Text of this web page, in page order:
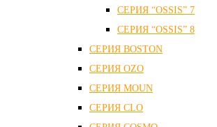
СЕРИЯ “OSSIS” 7
СЕРИЯ “OSSIS” 8
СЕРИЯ ВOSTON
CЕРИЯ OZO
СЕРИЯ MOUN
СЕРИЯ CLO